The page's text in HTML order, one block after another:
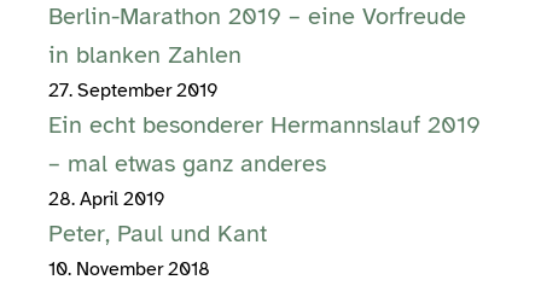
Berlin-Marathon 2019 – eine Vorfreude
in blanken Zahlen
27. September 2019
Ein echt besonderer Hermannslauf 2019
– mal etwas ganz anderes
28. April 2019
Peter, Paul und Kant
10. November 2018